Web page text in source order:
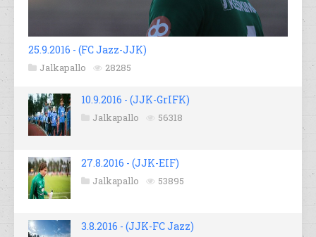
25.9.2016 - (FC Jazz-JJK)
Jalkapallo 28285
10.9.2016 - (JJK-GrIFK)
Jalkapallo 56318
27.8.2016 - (JJK-EIF)
Jalkapallo 53895
3.8.2016 - (JJK-FC Jazz)